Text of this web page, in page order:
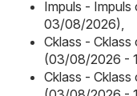
Impuls - Impuls
03/08/2026),
Cklass -
(03/08/2026 -
Cklass -